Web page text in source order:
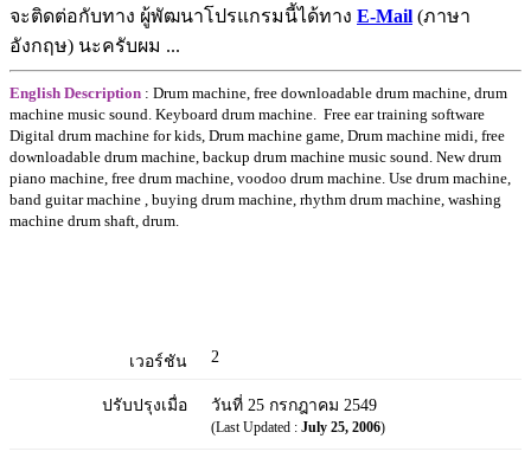
จะติดต่อกับทาง ผู้พัฒนาโปรแกรมนี้ได้ทาง E-Mail (ภาษา
อังกฤษ) นะครับผม ...
English Description : Drum machine, free downloadable drum machine, drum
machine music sound. Keyboard drum machine. Free ear training software
Digital drum machine for kids, Drum machine game, Drum machine midi, free
downloadable drum machine, backup drum machine music sound. New drum
piano machine, free drum machine, voodoo drum machine. Use drum machine,
band guitar machine , buying drum machine, rhythm drum machine, washing
machine drum shaft, drum.
เวอร์ชัน 2
ปรับปรุงเมื่อ วันที่ 25 กรกฎาคม 2549
(Last Updated : July 25, 2006)